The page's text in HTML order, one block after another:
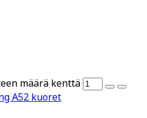
määrä kenttä
A52 kuoret